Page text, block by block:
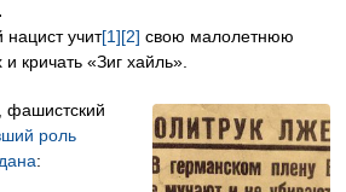
учит[1][2] свою малолетнюю
и кричать «Зиг хайль».
фашистский
роль
: